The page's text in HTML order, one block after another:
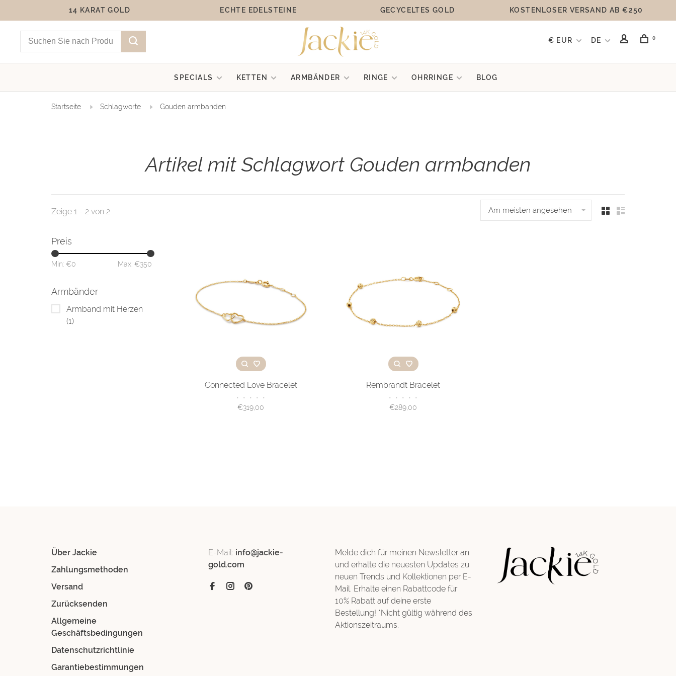
14 KARAT GOLD ECHTE EDELSTEINE GECYCELTES GOLD KOSTENLOSER VERSAND AB €250
€ EUR DE 0
SPECIALS KETTEN ARMBÄNDER RINGE OHRRINGE BLOG
Startseite Schlagworte Gouden armbanden
Artikel mit Schlagwort Gouden armbanden
Zeige 1 - 2 von 2 Am meisten angesehen
Preis
Min: €0 Max: €350
Armbänder
Armband mit Herzen
(1)
Connected Love Bracelet
• • • • •
€319,00
Rembrandt Bracelet
• • • • •
€289,00
Über Jackie
Zahlungsmethoden
Versand
Zurücksenden
Allgemeine
Geschäftsbedingungen
Datenschutzrichtlinie
Garantiebestimmungen
E-Mail: info@jackie-
gold.com
Melde dich für meinen Newsletter an
und erhalte die neuesten Updates zu
neuen Trends und Kollektionen per E-
Mail. Erhalte einen Rabattcode für
10% Rabatt auf deine erste
Bestellung! *Nicht gültig während des
Aktionszeitraums.